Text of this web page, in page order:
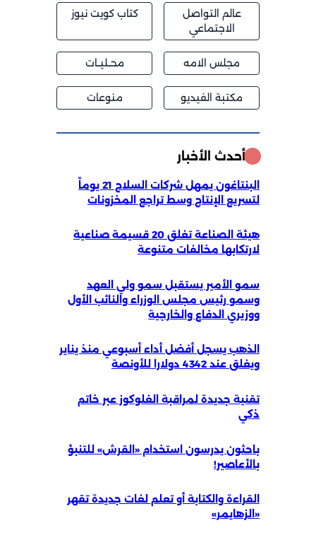
عالم التواصل
الاجتماعي
كتاب كويت نيوز
مجلس الامه محــليــات
مكتبة الفيديو منوعات
أحدث الأخبار
البنتاغون يمهل شركات السلاح 21 يوماً
لتسريع الإنتاج وسط تراجع المخزونات
هيئة الصناعة تغلق 20 قسيمة صناعية
لارتكابها مخالفات متنوعة
سمو الأمير يستقبل سمو ولي العهد
وسمو رئيس مجلس الوزراء والنائب الأول
ووزيري الدفاع والخارجية
الذهب يسجل أفضل أداء أسبوعي منذ يناير
ويغلق عند 4342 دولارا للأونصة
تقنية جديدة لمراقبة الغلوكوز عبر خاتم
ذكي
باحثون يدرسون استخدام «القرش» للتنبؤ
بالأعاصير!
القراءة والكتابة أو تعلم لغات جديدة تقهر
«الزهايمر»